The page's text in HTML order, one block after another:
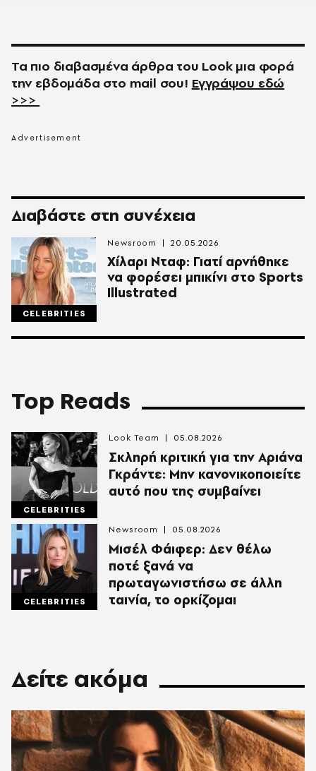
Τα πιο διαβασμένα άρθρα του Look μια φορά
την εβδομάδα στο mail σου! Εγγράψου εδώ
>>>
Διαβάστε στη συνέχεια
CELEBRITIES
Χίλαρι Νταφ: Γιατί αρνήθηκε
να φορέσει μπικίνι στο Sports
Illustrated
Newsroom 20.05.2026
Top Reads
CELEBRITIES
Σκληρή κριτική για την Αριάνα
Γκράντε: Μην κανονικοποιείτε
αυτό που της συμβαίνει
Look Team 05.08.2026
CELEBRITIES
Μισέλ Φάιφερ: Δεν θέλω
ποτέ ξανά να
πρωταγωνιστήσω σε άλλη
ταινία, το ορκίζομαι
Newsroom 05.08.2026
Δείτε ακόμα